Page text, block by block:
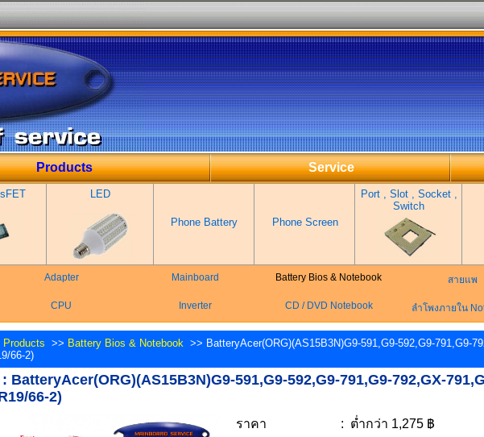
Products Service
LED
Phone Battery Phone Screen
Port , Slot , Socket ,
Switch
Adapter Mainboard Battery Bios & Notebook สายแพ
CPU Inverter CD / DVD Notebook ลำโพงภายใน
Products >> Battery Bios & Notebook >> BatteryAcer(ORG)(AS15B3N)G9-591,G9-592,G9-791,G9-
66-2)
BatteryAcer(ORG)(AS15B3N)G9-591,G9-592,G9-791,G9-792,GX-
66-2)
ราคา
: ต่ำกว่า 1,275 ฿